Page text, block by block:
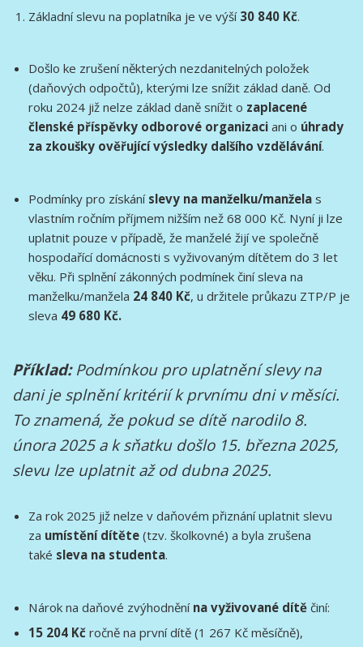
Základní slevu na poplatníka je ve výší 30 840 Kč.
Došlo ke zrušení některých nezdanitelných položek
(daňových odpočtů), kterými lze snížit základ daně. Od
roku 2024 již nelze základ daně snížit o zaplacené
členské příspěvky odborové organizaci ani o úhrady
za zkoušky ověřující výsledky dalšího vzdělávání.
Podmínky pro získání slevy na manželku/manžela s
vlastním ročním příjmem nižším než 68 000 Kč. Nyní ji lze
uplatnit pouze v případě, že manželé žijí ve společně
hospodařící domácnosti s vyživovaným dítětem do 3 let
věku. Při splnění zákonných podmínek činí sleva na
manželku/manžela 24 840 Kč, u držitele průkazu ZTP/P je
sleva 49 680 Kč.
Příklad:Podmínkou pro uplatnění slevy na
dani je splnění kritérií k prvnímu dni v měsíci.
To znamená, že pokud se dítě narodilo 8.
února 2025 a k sňatku došlo 15. března 2025,
slevu lze uplatnit až od dubna 2025.
Za rok 2025 již nelze v daňovém přiznání uplatnit slevu
za umístění dítěte (tzv. školkovné) a byla zrušena
také sleva na studenta.
Nárok na daňové zvýhodnění na vyživované dítě činí:
15 204 Kč ročně na první dítě (1 267 Kč měsíčně),